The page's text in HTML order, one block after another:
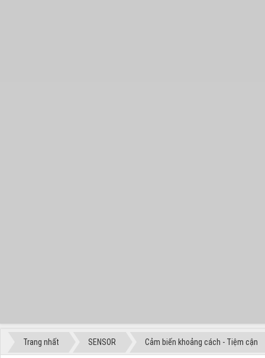
Trang nhất SENSOR Cảm biến khoảng cách - Tiệm cận